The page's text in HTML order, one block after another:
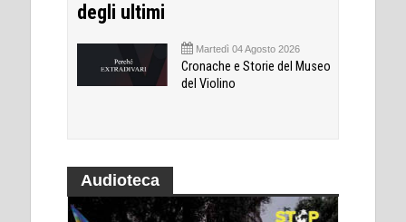
degli ultimi
Martedì 04 Agosto 2026
Cronache e Storie del Museo
del Violino
Audioteca